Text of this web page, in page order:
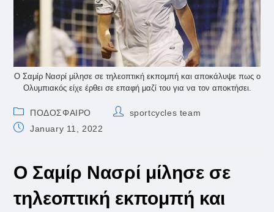
Ο Σαμίρ Νασρί μίλησε σε τηλεοπτική εκπομπή και αποκάλυψε πως ο
Ολυμπιακός είχε έρθει σε επαφή μαζί του για να τον αποκτήσει.
Post
category:
ΠΟΔΟΣΦΑΙΡΟ
Postsportcycles team
PostJanuary 11, 2022
Ο Σαμίρ Νασρί μίλησε σε
τηλεοπτική εκπομπή και